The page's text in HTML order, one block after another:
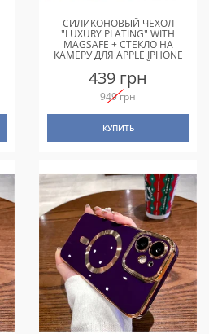
СИЛИКОНОВЫЙ ЧЕХОЛ
"LUXURY PLATING" WITH
MAGSAFE + СТЕКЛО НА
КАМЕРУ ДЛЯ APPLE IPHONE
12 PRO БЕЛЫЙ
439 грн
949 грн
КУПИТЬ